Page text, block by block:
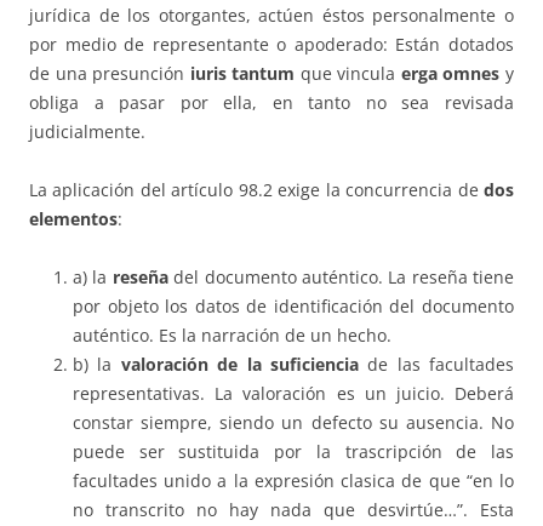
jurídica de los otorgantes, actúen éstos personalmente o
por medio de representante o apoderado: Están dotados
de una presunción iuris tantum que vincula erga omnes y
obliga a pasar por ella, en tanto no sea revisada
judicialmente.
La aplicación del artículo 98.2 exige la concurrencia de dos
elementos:
a) la reseñadel documento auténtico. La reseña tiene
por objeto los datos de identificación del documento
auténtico. Es la narración de un hecho.
b) la valoración de la suficienciade las facultades
representativas. La valoración es un juicio. Deberá
constar siempre, siendo un defecto su ausencia. No
puede ser sustituida por la trascripción de las
facultades unido a la expresión clasica de que “en lo
no transcrito no hay nada que desvirtúe…”. Esta